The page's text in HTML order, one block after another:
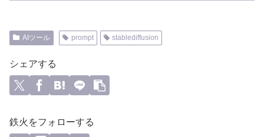
AIツール prompt stablediffusion
シェアする
鉄火をフォローする